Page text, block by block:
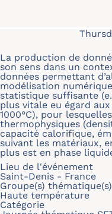
La production de
son sens dans un
données permettant
modélisation
statistique suffisante
plus vitale eu égard
1000°C), pour
thermophysiques
capacité calorifique,
suivant les matériaux,
plus est en phase
Lieu de l'événement
Saint-Denis - France
Groupe(s) thématique(s)
Haute température
Catégorie